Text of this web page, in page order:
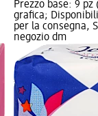
Prezzo base: 9
grafica;
per la consegna,
negozio dm